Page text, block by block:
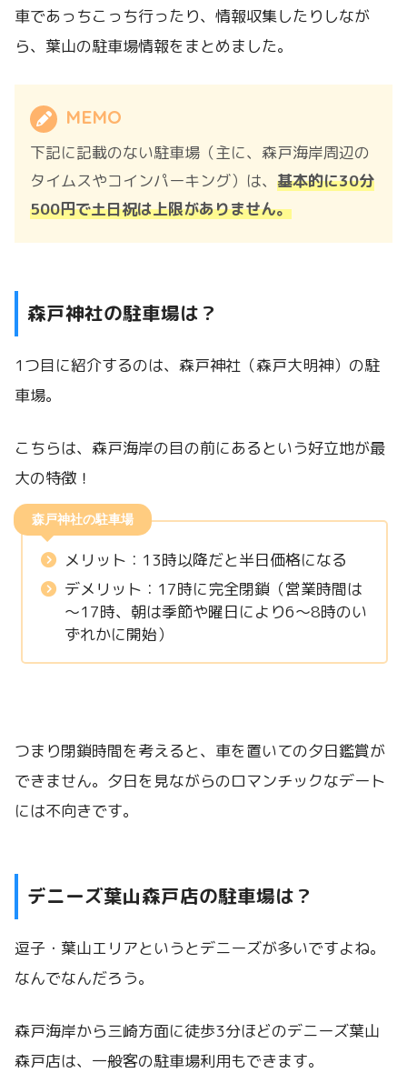
車であっちこっち行ったり、情報収集したりしなが
ら、葉山の駐車場情報をまとめました。
MEMO
下記に記載のない駐車場（主に、森戸海岸周辺の
タイムスやコインパーキング）は、基本的に30分
500円で土日祝は上限がありません。
森戸神社の駐車場は？
1つ目に紹介するのは、森戸神社（森戸大明神）の駐
車場。
こちらは、森戸海岸の目の前にあるという好立地が最
大の特徴！
森戸神社の駐車場
メリット：13時以降だと半日価格になる
デメリット：17時に完全閉鎖（営業時間は
～17時、朝は季節や曜日により6～8時のい
ずれかに開始）
つまり閉鎖時間を考えると、車を置いての夕日鑑賞が
できません。夕日を見ながらのロマンチックなデート
には不向きです。
デニーズ葉山森戸店の駐車場は？
逗子・葉山エリアというとデニーズが多いですよね。
なんでなんだろう。
森戸海岸から三崎方面に徒歩3分ほどのデニーズ葉山
森戸店は、一般客の駐車場利用もできます。